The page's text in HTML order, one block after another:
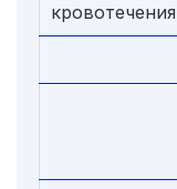
кровотечения